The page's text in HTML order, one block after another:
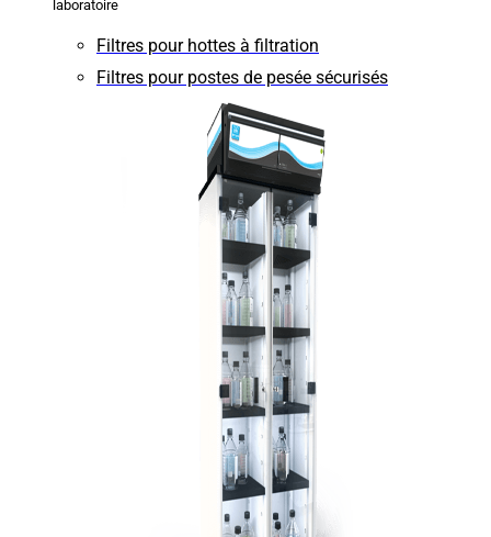
laboratoire
Filtres pour hottes à filtration
Filtres pour postes de pesée sécurisés